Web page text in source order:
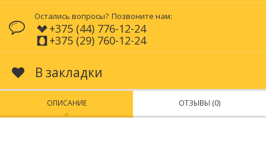
Остались вопросы? Позвоните нам:
+375 (44) 776-12-24
+375 (29) 760-12-24
В закладки
ОПИСАНИЕ ОТЗЫВЫ (0)